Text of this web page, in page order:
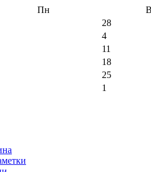
Пн
28
4
11
18
25
1